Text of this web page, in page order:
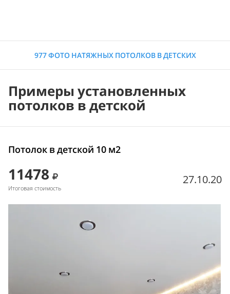
977 ФОТО НАТЯЖНЫХ ПОТОЛКОВ В ДЕТСКИХ
Примеры установленных
потолков в детской
Потолок в детской 10 м2
11478
Итоговая стоимость
27.10.20